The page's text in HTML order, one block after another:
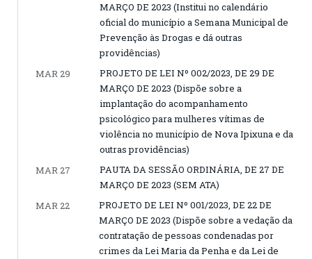
MARÇO DE 2023 (Institui no calendário
oficial do município a Semana Municipal de
Prevenção às Drogas e dá outras
providências)
MAR 29
PROJETO DE LEI Nº 002/2023, DE 29 DE
MARÇO DE 2023 (Dispõe sobre a
implantação do acompanhamento
psicológico para mulheres vítimas de
violência no município de Nova Ipixuna e da
outras providências)
MAR 27
PAUTA DA SESSÃO ORDINÁRIA, DE 27 DE
MARÇO DE 2023 (SEM ATA)
MAR 22
PROJETO DE LEI Nº 001/2023, DE 22 DE
MARÇO DE 2023 (Dispõe sobre a vedação da
contratação de pessoas condenadas por
crimes da Lei Maria da Penha e da Lei de